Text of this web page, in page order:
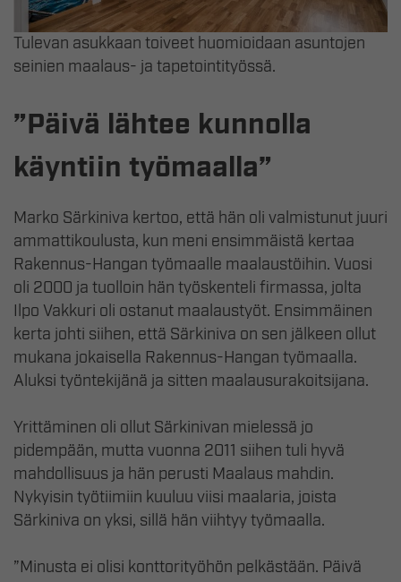
Tulevan asukkaan toiveet huomioidaan asuntojen
seinien maalaus- ja tapetointityössä.
”Päivä lähtee kunnolla
käyntiin työmaalla”
Marko Särkiniva kertoo, että hän oli valmistunut juuri
ammattikoulusta, kun meni ensimmäistä kertaa
Rakennus-Hangan työmaalle maalaustöihin. Vuosi
oli 2000 ja tuolloin hän työskenteli firmassa, jolta
Ilpo Vakkuri oli ostanut maalaustyöt. Ensimmäinen
kerta johti siihen, että Särkiniva on sen jälkeen ollut
mukana jokaisella Rakennus-Hangan työmaalla.
Aluksi työntekijänä ja sitten maalausurakoitsijana.
Yrittäminen oli ollut Särkinivan mielessä jo
pidempään, mutta vuonna 2011 siihen tuli hyvä
mahdollisuus ja hän perusti Maalaus mahdin.
Nykyisin työtiimiin kuuluu viisi maalaria, joista
Särkiniva on yksi, sillä hän viihtyy työmaalla.
”Minusta ei olisi konttorityöhön pelkästään. Päivä